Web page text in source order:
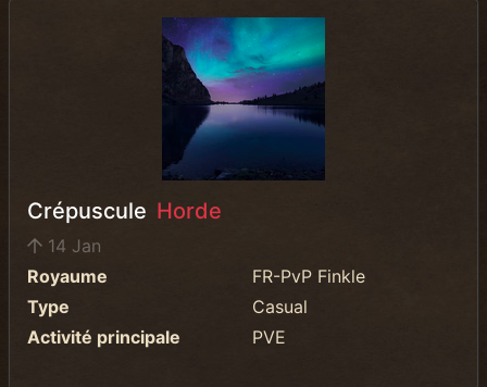
Crépuscule Horde
14 Jan
Royaume
FR-PvP Finkle
Type
Casual
Activité principale
PVE